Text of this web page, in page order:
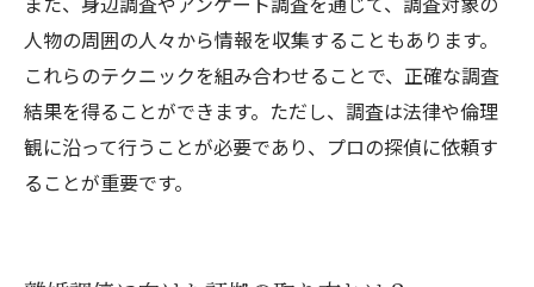
人物の周囲の人々から情報を収集することもあります。
これらのテクニックを組み合わせることで、正確な調査
結果を得ることができます。ただし、調査は法律や倫理
観に沿って行うことが必要であり、プロの探偵に依頼す
ることが重要です。